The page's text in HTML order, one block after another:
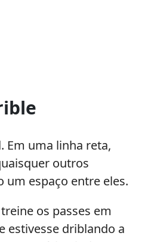
Em uma linha reta,
outros
um espaço entre eles.
os passes em
estivesse driblando a